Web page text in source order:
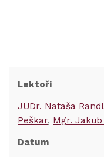
Lektoři
JUDr. Nataša
Peškar Mgr.
Datum